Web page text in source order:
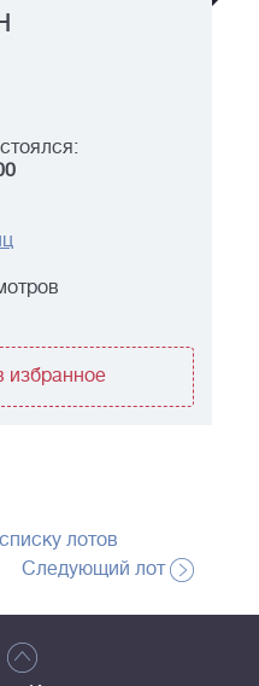
избранное
лотов
Следующий лот